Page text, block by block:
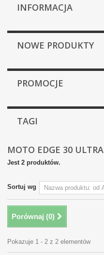
INFORMACJA
NOWE PRODUKTY
PROMOCJE
TAGI
MOTO EDGE 30 ULTRA
Jest 2 produktów.
Sortuj wg
Porównaj (0)
Pokazuje 1 - 2 z 2 elementów